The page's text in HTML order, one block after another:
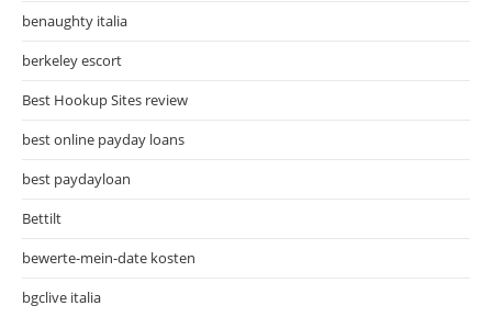
benaughty italia
berkeley escort
Best Hookup Sites review
best online payday loans
best paydayloan
Bettilt
bewerte-mein-date kosten
bgclive italia